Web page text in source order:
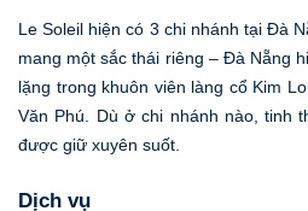
Le Soleil hiện có 3 chi nhánh tại Đà
mang một sắc thái riêng – Đà Nẵng
lặng trong khuôn viên làng cổ Kim
Văn Phú. Dù ở chi nhánh nào, tinh
được giữ xuyên suốt.
Dịch vụ